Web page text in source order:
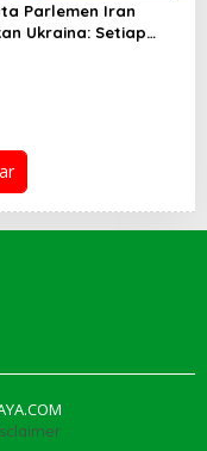
Parlemen Iran
Ukraina: Setiap